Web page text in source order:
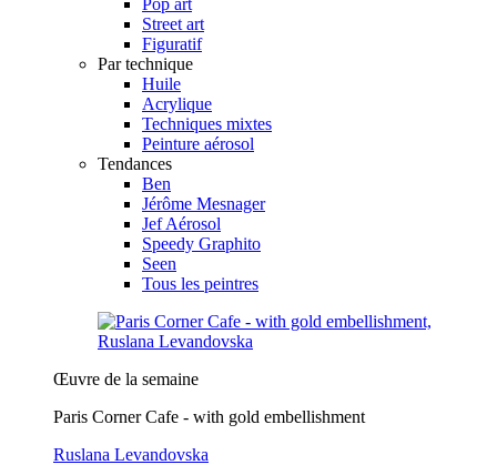
Street art
Figuratif
Par technique
Huile
Acrylique
Techniques mixtes
Peinture aérosol
Tendances
Ben
Jérôme Mesnager
Jef Aérosol
Speedy Graphito
Seen
Tous les peintres
Œuvre de la semaine
Paris Corner Cafe - with gold embellishment
Ruslana Levandovska